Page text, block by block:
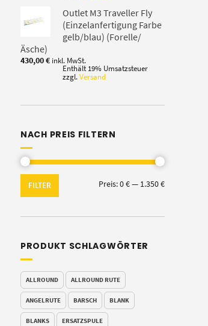
Outlet M3 Traveller Fly
(Einzelanfertigung Farbe
gelb/blau) (Forelle/
Äsche)
430,00€ inkl. MwSt.
Enthält 19% Umsatzsteuer
zzgl.Versand
NACH PREIS FILTERN
Min.
Max.
FILTER Preis:0 €— 1.350 €
PRODUKT SCHLAGWÖRTER
ALLROUND ALLROUND RUTE
ANGELRUTE BARSCH BLANK
BLANKS ERSATZSPULE